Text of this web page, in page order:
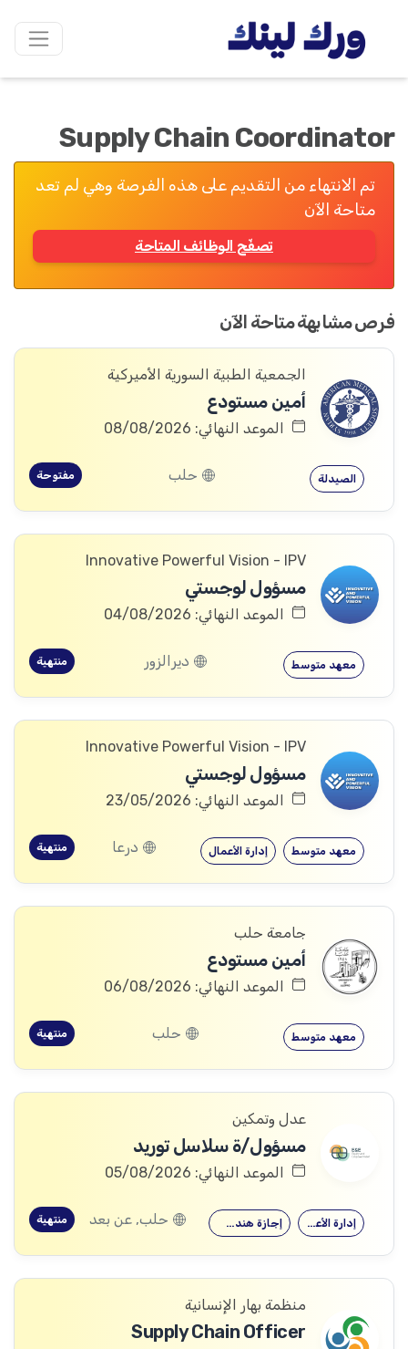
Supply Chain Coordinator
تم الانتهاء من التقديم على هذه الفرصة وهي لم تعد
متاحة الآن
تصفّح الوظائف المتاحة
فرص مشابهة متاحة الآن
الجمعية الطبية السورية الأميركية
أمين مستودع
الموعد النهائي: 08/08/2026
الصيدلة حلب مفتوحة
Innovative Powerful Vision - IPV
مسؤول لوجستي
الموعد النهائي: 04/08/2026
معهد متوسط ديرالزور منتهية
Innovative Powerful Vision - IPV
مسؤول لوجستي
الموعد النهائي: 23/05/2026
إدارة الأعمال معهد متوسط درعا منتهية
جامعة حلب
أمين مستودع
الموعد النهائي: 06/08/2026
معهد متوسط حلب منتهية
عدل وتمكين
مسؤول/ة سلاسل توريد
الموعد النهائي: 05/08/2026
إجازة هندسية… إدارة الأعمال حلب, عن بعد منتهية
منظمة بهار الإنسانية
Supply Chain Officer